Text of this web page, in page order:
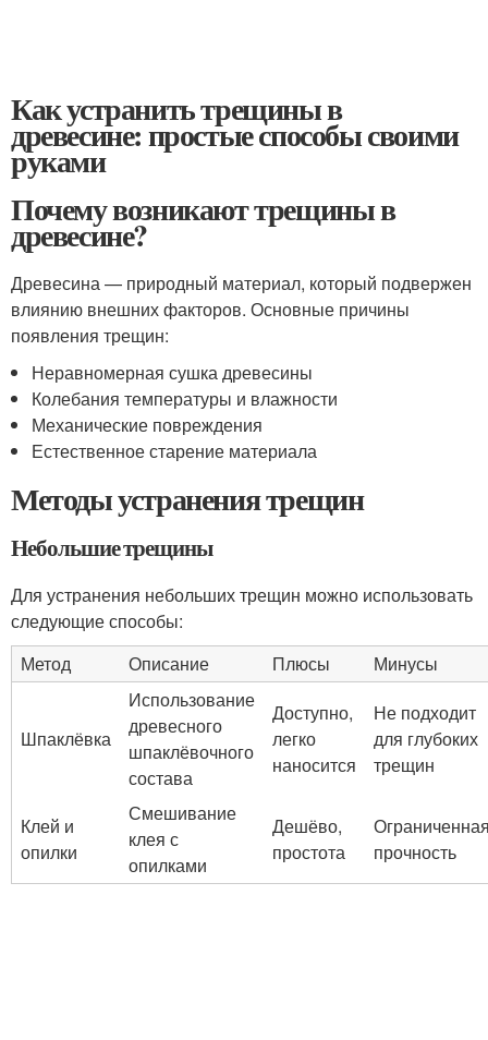
Как устранить трещины в
древесине: простые способы своими
руками
Почему возникают трещины в
древесине?
Древесина — природный материал, который подвержен
влиянию внешних факторов. Основные причины
появления трещин:
Неравномерная сушка древесины
Колебания температуры и влажности
Механические повреждения
Естественное старение материала
Методы устранения трещин
Небольшие трещины
Для устранения небольших трещин можно использовать
следующие способы:
Метод
Описание Плюсы Минусы
Шпаклёвка
Использование
древесного
шпаклёвочного
состава
Доступно,
легко
наносится
Не подходит
для глубоких
трещин
Клей и
опилки
Смешивание
клея с
опилками
Дешёво,
простота
прочность